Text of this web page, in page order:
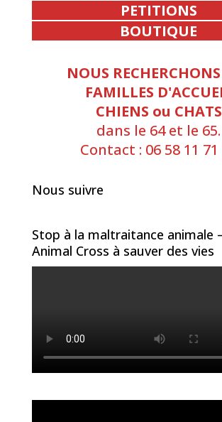
PETITIONS
BOUTIQUE
NOUS RECHERCHONS
FAMILLES
CHIENS ou CHATS
dans le 64 et le 65.
Contact : 06 58 11 71
Nous suivre
Stop à la maltraitance animale
Animal Cross à sauver des vies